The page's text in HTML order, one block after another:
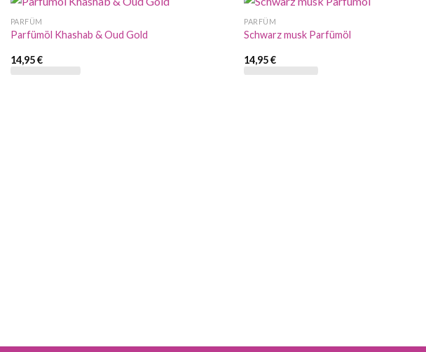
PARFÜM
Parfümöl Khashab & Oud Gold
14,95€
PARFÜM
Schwarz musk Parfümöl
14,95€